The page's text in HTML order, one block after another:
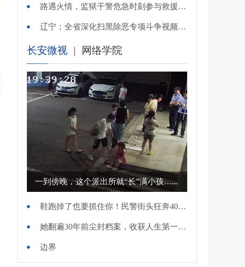
路遇火情，监狱干警危急时刻参与救援显身手！
辽宁：全省深化扫黑除恶专项斗争视频会议召开
长安微视 | 网络学院
一到傍晚，这个派出所就“长”满小孩…...
鞋跑掉了也要抓住你！民警街头狂奔400米擒贼
她翻遍30年前尘封档案，收获人生第一面锦旗
边界